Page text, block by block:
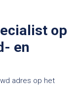
op
en
adres op het